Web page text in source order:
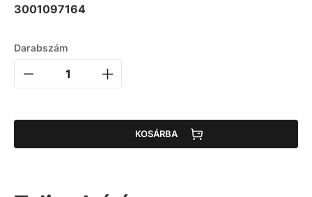
3001097164
Darabszám
KOSÁRBA